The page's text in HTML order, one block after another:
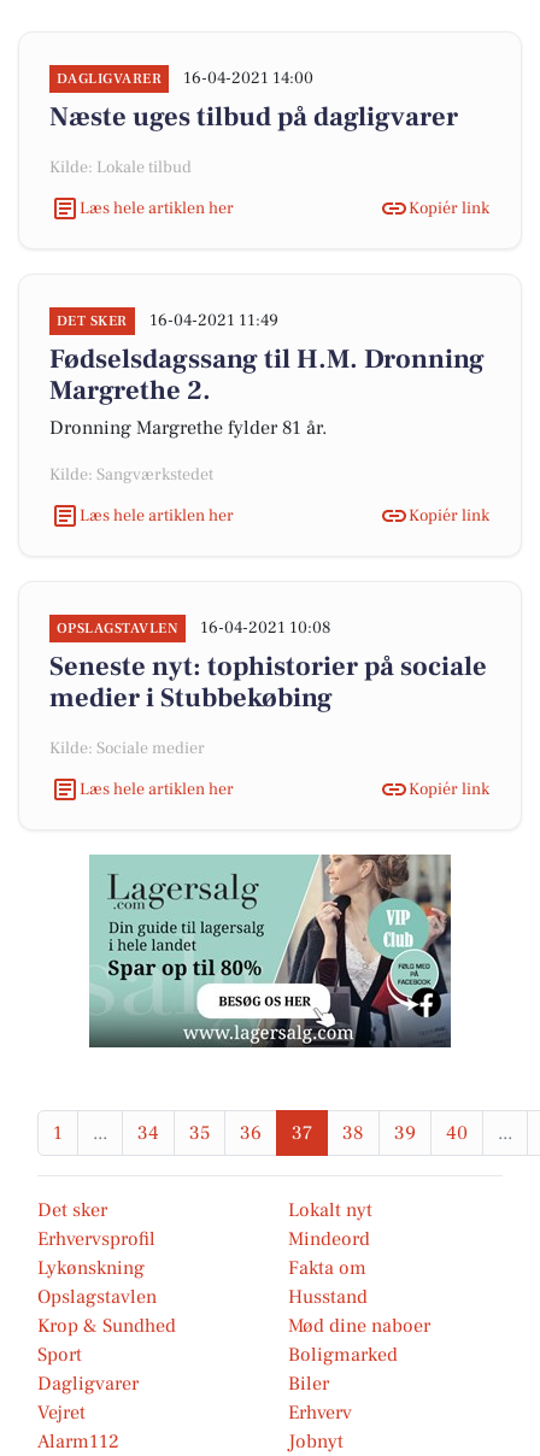
DAGLIGVARER 16-04-2021 14:00
Næste uges tilbud på dagligvarer
Kilde: Lokale tilbud
Læs hele artiklen her
Kopiér link
DET SKER 16-04-2021 11:49
Fødselsdagssang til H.M. Dronning
Margrethe 2.
Dronning Margrethe fylder 81 år.
Kilde: Sangværkstedet
Læs hele artiklen her
Kopiér link
OPSLAGSTAVLEN 16-04-2021 10:08
Seneste nyt: tophistorier på sociale
medier i Stubbekøbing
Kilde: Sociale medier
Læs hele artiklen her
Kopiér link
1 ... 34 35 36 37 38 39 40 ...
Det sker
Lokalt nyt
Erhvervsprofil
Mindeord
Lykønskning
Fakta om
Opslagstavlen
Husstand
Krop & Sundhed
Mød dine naboer
Sport
Boligmarked
Dagligvarer
Biler
Vejret
Erhverv
Alarm112
Jobnyt